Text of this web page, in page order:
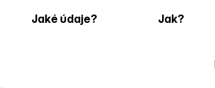
Jaké údaje? Jak?